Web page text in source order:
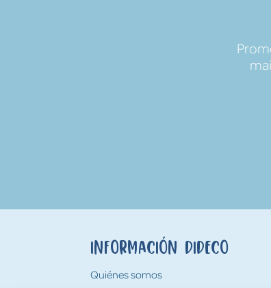
Información Dideco
Quiénes somos